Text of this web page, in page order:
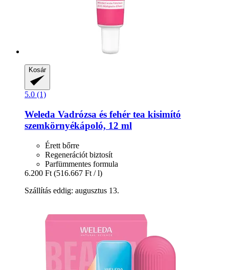
Kosár
5.0 (1)
Weleda Vadrózsa és fehér tea kisimító
szemkörnyékápoló, 12 ml
Érett bőrre
Regenerációt biztosít
Parfümmentes formula
6.200 Ft (516.667 Ft / l)
Szállítás eddig: augusztus 13.